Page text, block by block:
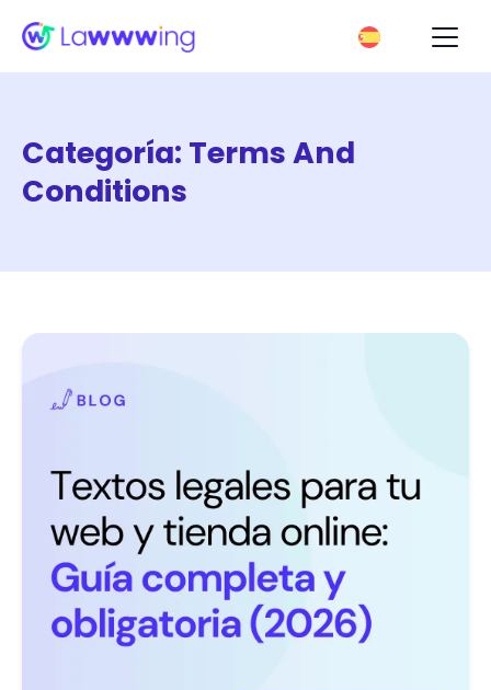
Categoría: Terms And
Conditions